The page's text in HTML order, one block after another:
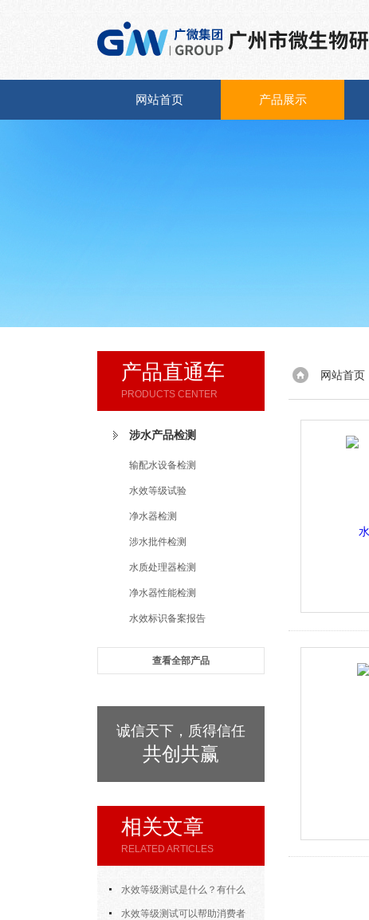
网站首页 产品展示
产品直通车
PRODUCTS CENTER
涉水产品检测
输配水设备检测
水效等级试验
净水器检测
涉水批件检测
水质处理器检测
净水器性能检测
水效标识备案报告
查看全部产品
诚信天下，质得信任
共创共赢
相关文章
RELATED ARTICLES
水效等级测试是什么？有什么
作用水效等级测试可以帮助消费者
网站首页